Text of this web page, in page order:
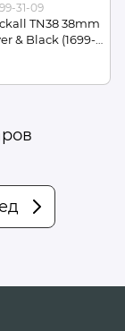
31-09
TN38 38mm
& Black (1699-